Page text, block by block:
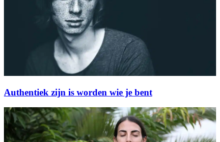
Authentiek zijn is worden wie je bent